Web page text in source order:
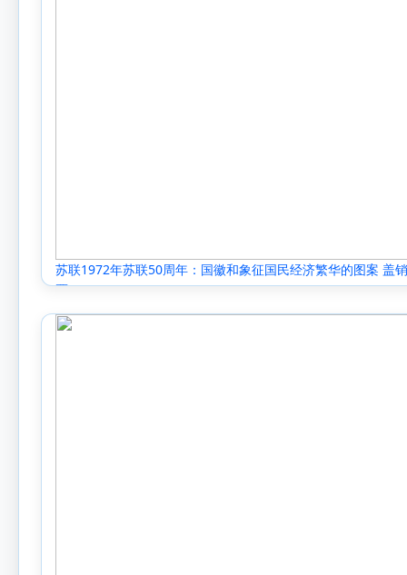
苏联1972年苏联50周年：国徽和象征国民经济繁华的图案 盖
票